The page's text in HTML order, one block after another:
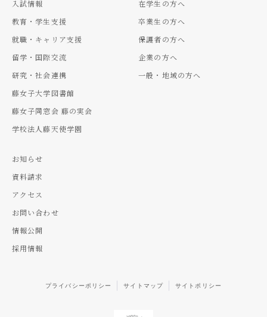
入試情報
教育・学生支援
就職・キャリア支援
留学・国際交流
研究・社会連携
藤女子大学図書館
藤女子同窓会 藤の実会
学校法人藤天使学園
在学生の方へ
卒業生の方へ
保護者の方へ
企業の方へ
一般・地域の方へ
お知らせ
資料請求
アクセス
お問い合わせ
情報公開
採用情報
プライバシーポリシー サイトマップ サイトポリシー